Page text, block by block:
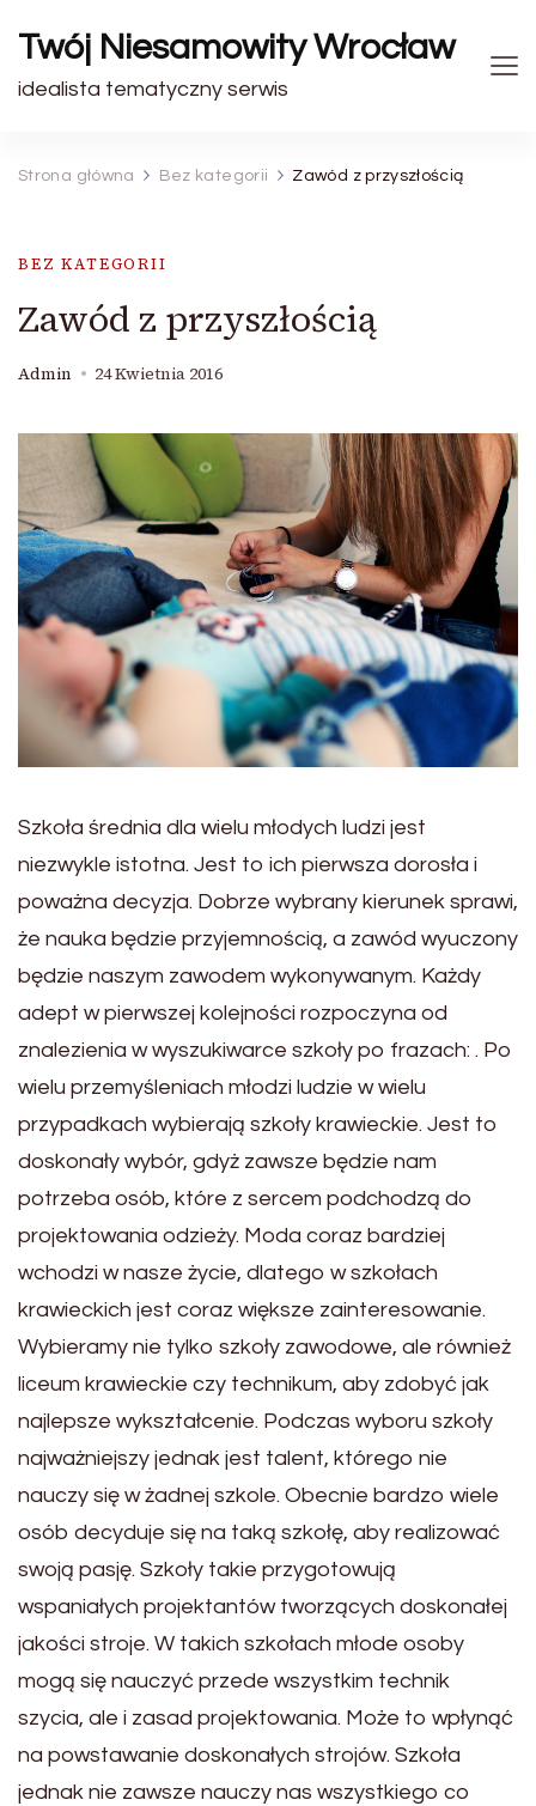
Twój Niesamowity Wrocław
idealista tematyczny serwis
Strona główna Bez kategorii Zawód z przyszłością
BEZ KATEGORII
Zawód z przyszłością
Admin 24 Kwietnia 2016
Szkoła średnia dla wielu młodych ludzi jest
niezwykle istotna. Jest to ich pierwsza dorosła i
poważna decyzja. Dobrze wybrany kierunek sprawi,
że nauka będzie przyjemnością, a zawód wyuczony
będzie naszym zawodem wykonywanym. Każdy
adept w pierwszej kolejności rozpoczyna od
znalezienia w wyszukiwarce szkoły po frazach: . Po
wielu przemyśleniach młodzi ludzie w wielu
przypadkach wybierają szkoły krawieckie. Jest to
doskonały wybór, gdyż zawsze będzie nam
potrzeba osób, które z sercem podchodzą do
projektowania odzieży. Moda coraz bardziej
wchodzi w nasze życie, dlatego w szkołach
krawieckich jest coraz większe zainteresowanie.
Wybieramy nie tylko szkoły zawodowe, ale również
liceum krawieckie czy technikum, aby zdobyć jak
najlepsze wykształcenie. Podczas wyboru szkoły
najważniejszy jednak jest talent, którego nie
nauczy się w żadnej szkole. Obecnie bardzo wiele
osób decyduje się na taką szkołę, aby realizować
swoją pasję. Szkoły takie przygotowują
wspaniałych projektantów tworzących doskonałej
jakości stroje. W takich szkołach młode osoby
mogą się nauczyć przede wszystkim technik
szycia, ale i zasad projektowania. Może to wpłynąć
na powstawanie doskonałych strojów. Szkoła
jednak nie zawsze nauczy nas wszystkiego co